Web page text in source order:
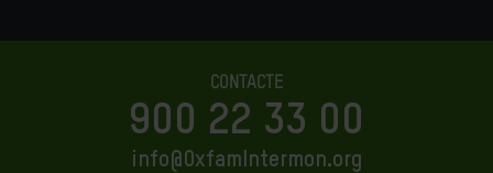
CONTACTE
900 22 33 00
info@OxfamIntermon.org